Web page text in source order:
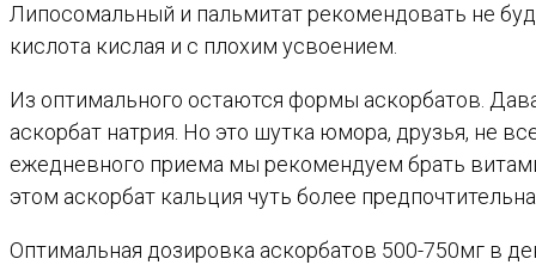
Липосомальный и пальмитат рекомендовать не
кислота кислая и с плохим усвоением.
Из оптимального остаются формы аскорбатов.
аскорбат натрия. Но это шутка юмора, друзья, не
ежедневного приема мы рекомендуем брать
этом аскорбат кальция чуть более
Оптимальная дозировка аскорбатов 500-750мг в